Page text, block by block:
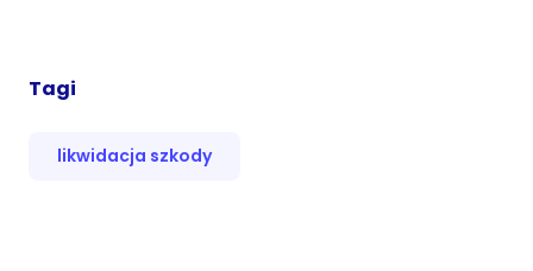
Tagi
likwidacja szkody